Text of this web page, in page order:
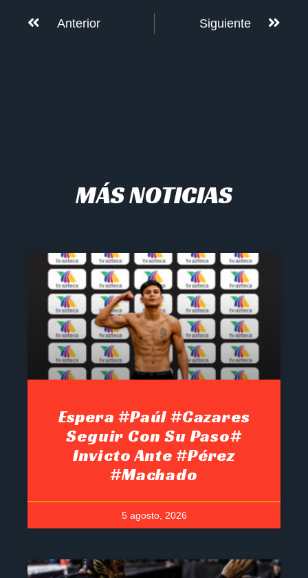
Anterior Siguiente
MÁS NOTICIAS
Espera #Paúl #Cazares
Seguir Con Su Paso#
Invicto Ante #Pérez
#Machado
5 agosto, 2026